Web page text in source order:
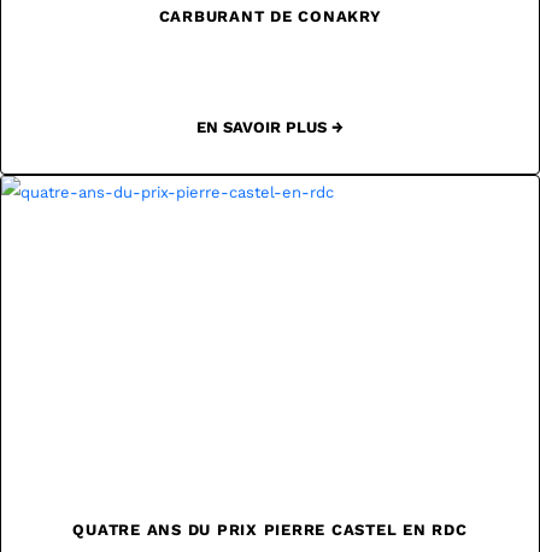
CARBURANT DE CONAKRY
EN SAVOIR PLUS →
QUATRE ANS DU PRIX PIERRE CASTEL EN RDC